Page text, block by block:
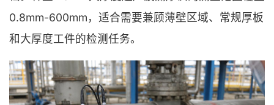
0.8mm-600mm，适合需要兼顾薄壁区域、常规厚板
和大厚度工件的检测任务。